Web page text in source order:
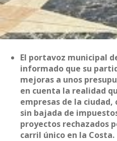
El portavoz municipal
informado que su
mejoras a unos
en cuenta la realidad
empresas de la
sin bajada de
proyectos rechazados
carril único en la Costa.